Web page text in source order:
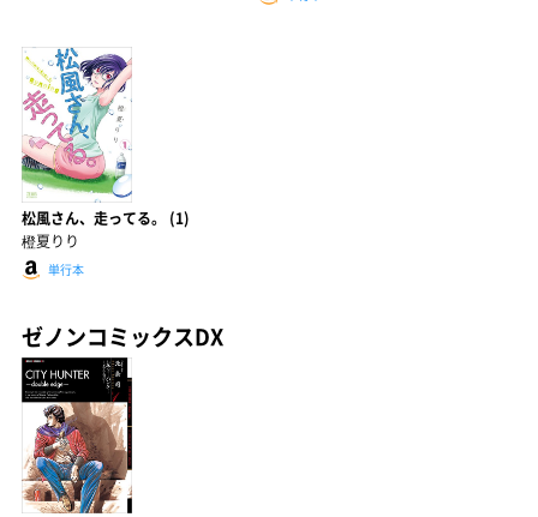
松風さん、走ってる。 (1)
橙夏りり
単行本
ゼノンコミックスDX